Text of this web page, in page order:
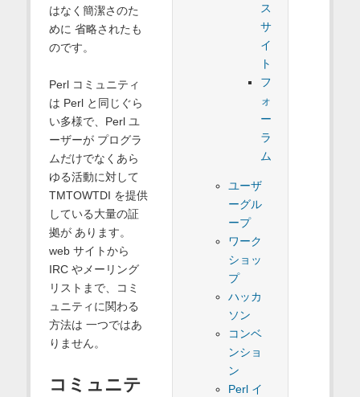
ス
サ
イ
ト
フ
ォ
ー
ラ
ム
ユーザ
ーグル
ープ
ワーク
ショッ
プ
ハッカ
ソン
コンベ
ンショ
ン
Perl イ
はなく簡潔さのた
めに 省略されたも
のです。
Perl コミュニティ
は Perl と同じぐら
い多様で、Perl ユ
ーザーが プログラ
ムだけでなくあら
ゆる活動に対して
TMTOWTDI を提供
している大量の証
拠が あります。
web サイトから
IRC やメーリング
リストまで、コミ
ュニティに関わる
方法は 一つではあ
りません。
コミュニテ